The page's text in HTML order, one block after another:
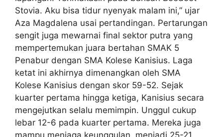
Stovia. Aku bisa tidur nyenyak malam ini,” ujar
Aza Magdalena usai pertandingan. Pertarungan
sengit juga mewarnai final sektor putra yang
mempertemukan juara bertahan SMAK 5
Penabur dengan SMA Kolese Kanisius. Laga
ketat ini akhirnya dimenangkan oleh SMA
Kolese Kanisius dengan skor 59-52. Sejak
kuarter pertama hingga ketiga, Kanisius secara
mengejutkan selalu memimpin. Unggul cukup
lebar 12-6 pada kuarter pertama. Mereka juga